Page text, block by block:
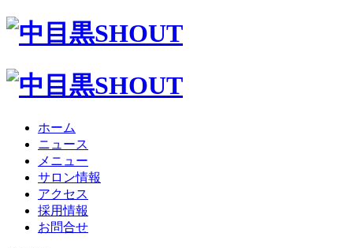
ホーム
ニュース
メニュー
サロン情報
アクセス
採用情報
お問合せ